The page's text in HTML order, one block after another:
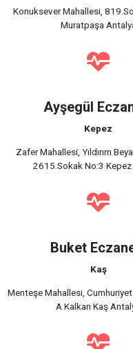
Konuksever Mahallesi,
Muratpaşa
Ayşegül
Kepez
Zafer Mahallesi, Yıldırım
2615.Sokak No:3 Kepez
Buket
Kaş
Menteşe Mahallesi,
A Kalkan Kaş